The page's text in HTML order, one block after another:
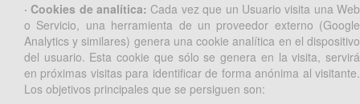
· Cookies de analítica: Cada vez que un Usuario visita una Web
o Servicio, una herramienta de un proveedor externo (Google
Analytics y similares) genera una cookie analítica en el dispositivo
del usuario. Esta cookie que sólo se genera en la visita, servirá
en próximas visitas para identificar de forma anónima al visitante.
Los objetivos principales que se persiguen son: